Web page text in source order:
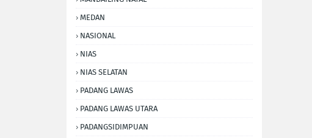
MEDAN
NASIONAL
NIAS
NIAS SELATAN
PADANG LAWAS
PADANG LAWAS UTARA
PADANGSIDIMPUAN